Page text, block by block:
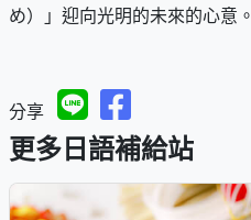
め）」迎向光明的未來的心意。
分享
更多日語補給站